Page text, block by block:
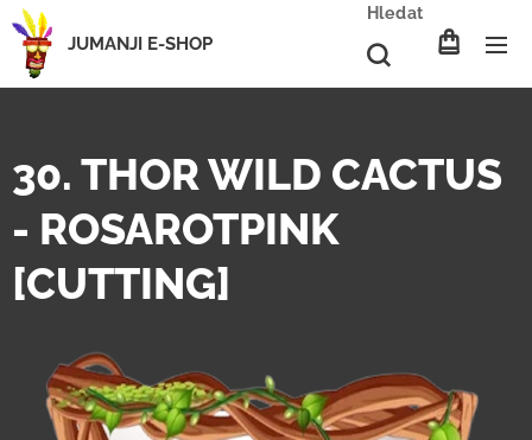
JUMANJI E-SHOP
Hledat
30. THOR WILD CACTUS
- ROSAROTPINK
[CUTTING]